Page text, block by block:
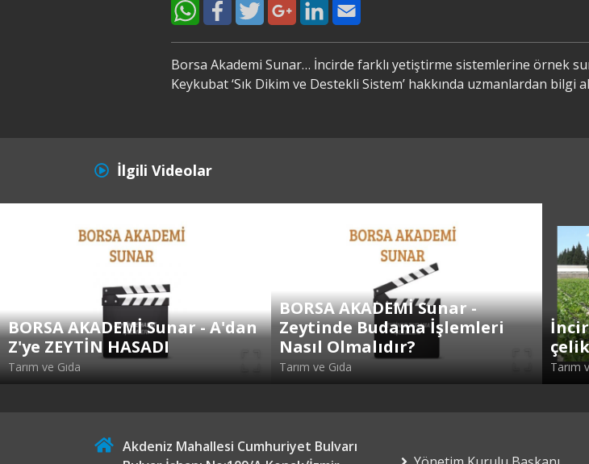
Borsa Akademi Sunar… İncirde farklı yetiştirme sistemlerine örnek
Keykubat ‘Sık Dikim ve Destekli Sistem’ hakkında uzmanlardan bilgi
İlgili Videolar
BORSA AKADEMİ Sunar - A'dan
Z'ye ZEYTİN HASADI
Tarım ve Gıda
BORSA AKADEMİ Sunar -
Zeytinde Budama İşlemleri
Nasıl Olmalıdır?
Tarım ve Gıda Tarım
Akdeniz Mahallesi Cumhuriyet Bulvarı